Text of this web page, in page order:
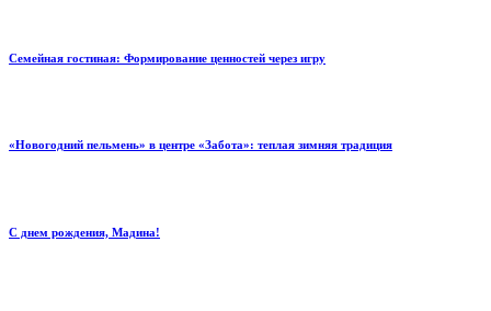
Семейная гостиная: Формирование ценностей через игру
«Новогодний пельмень» в центре «Забота»: теплая зимняя традиция
С днем рождения, Мадина!